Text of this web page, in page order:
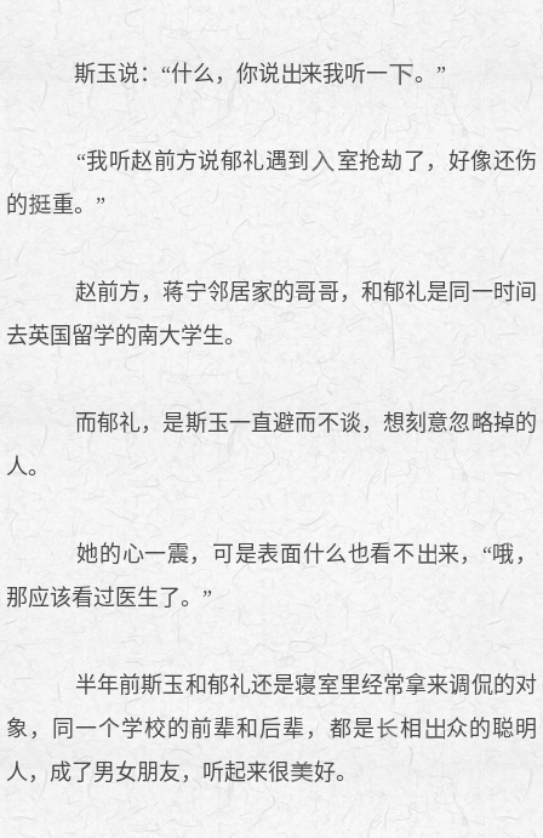
斯玉说：“什么，你说 来我听一 。”
“我听赵前方说郁礼遇到
室抢劫了，好像还伤
的
重。”
赵前方，蒋宁邻居家的哥哥，和郁礼是同一时间
去英国留学的南大学生。
而郁礼，是斯玉一直避而不谈，想刻意忽略掉的
人。
她的心一震，可是表面什么也看不
来，“哦，
那应该看过医生了。”
半年前斯玉和郁礼还是寝室里经常拿来调侃的对
象，同一个学校的前辈和后辈，都是
相
众的聪明
人，成了男女朋友，听起来很
好。